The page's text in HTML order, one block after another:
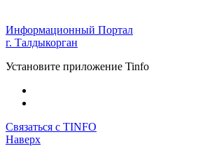
Информационный Портал
г. Талдыкорган
Установите приложение Tinfo
Связаться с TINFO
Наверх